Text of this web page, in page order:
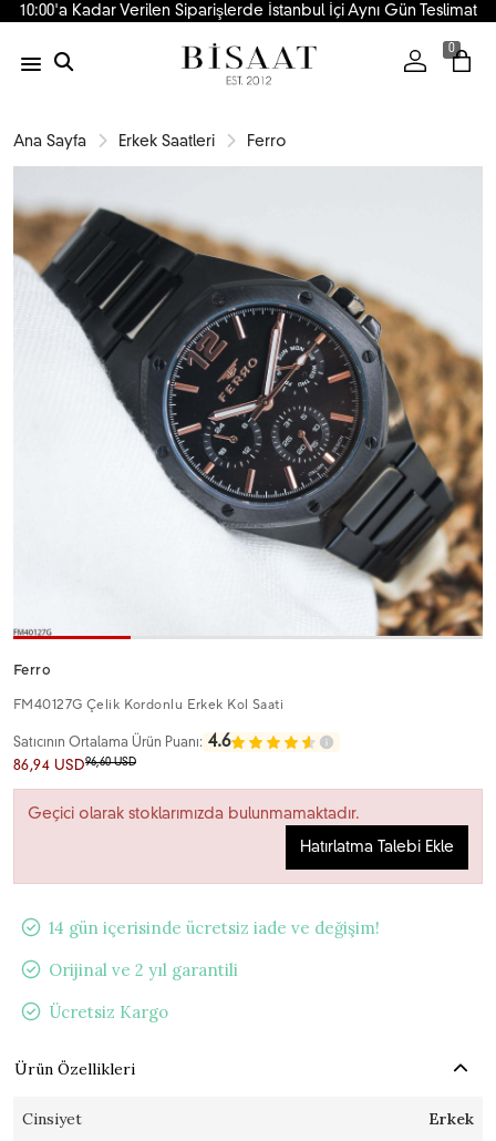
10:00'a Kadar Verilen Siparişlerde İstanbul İçi Aynı Gün Teslimat
0
Ana Sayfa Erkek Saatleri Ferro
Ferro
FM40127G Çelik Kordonlu Erkek Kol Saati
Satıcının Ortalama Ürün Puanı: 4.6
86,94 USD96,60 USD
Geçici olarak stoklarımızda bulunmamaktadır.
Hatırlatma Talebi Ekle
14 gün içerisinde ücretsiz iade ve değişim!
Orijinal ve 2 yıl garantili
Ücretsiz Kargo
Ürün Özellikleri
Cinsiyet Erkek